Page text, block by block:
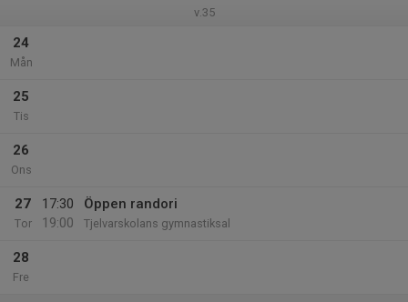
v.35
24
Mån
25
Tis
26
Ons
27
Tor
17:30
19:00
Öppen randori
Tjelvarskolans gymnastiksal
28
Fre